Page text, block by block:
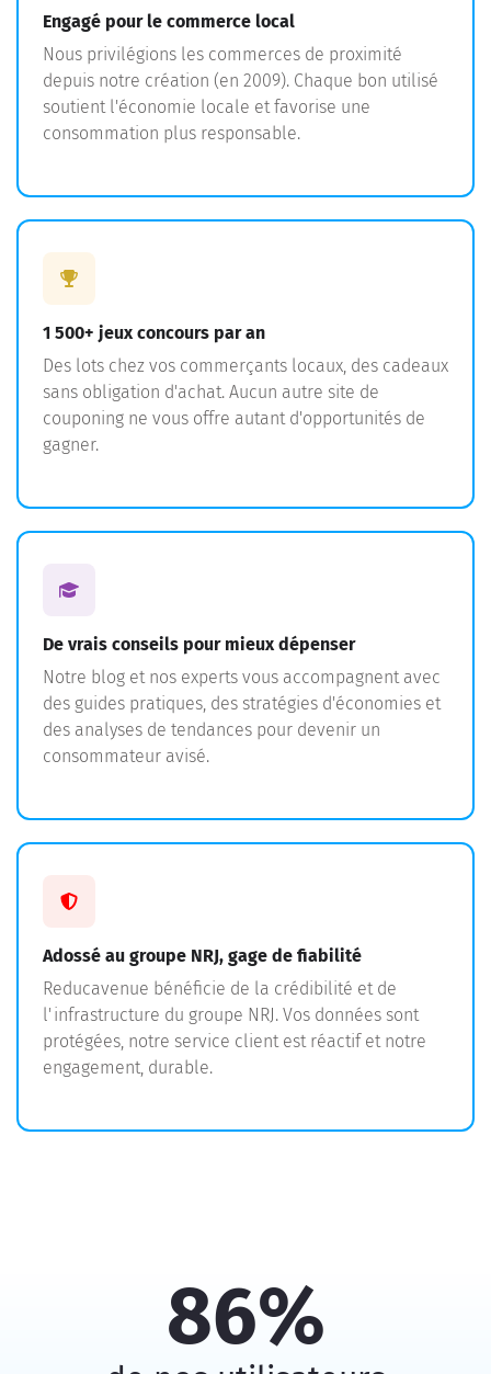
Engagé pour le commerce local
Nous privilégions les commerces de proximité
depuis notre création (en 2009). Chaque bon utilisé
soutient l'économie locale et favorise une
consommation plus responsable.
1 500+ jeux concours par an
Des lots chez vos commerçants locaux, des cadeaux
sans obligation d'achat. Aucun autre site de
couponing ne vous offre autant d'opportunités de
gagner.
De vrais conseils pour mieux dépenser
Notre blog et nos experts vous accompagnent avec
des guides pratiques, des stratégies d'économies et
des analyses de tendances pour devenir un
consommateur avisé.
Adossé au groupe NRJ, gage de fiabilité
Reducavenue bénéficie de la crédibilité et de
l'infrastructure du groupe NRJ. Vos données sont
protégées, notre service client est réactif et notre
engagement, durable.
86%